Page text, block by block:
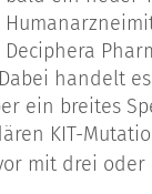
Deciphera
handelt
ein breites
KIT-
mit drei